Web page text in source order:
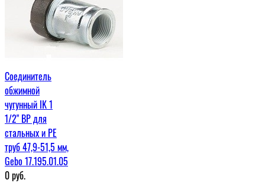
Соединитель
обжимной
чугунный IK 1
1/2" ВР для
стальных и PE
труб 47,9-51,5 мм,
Gebo 17.195.01.05
0руб.